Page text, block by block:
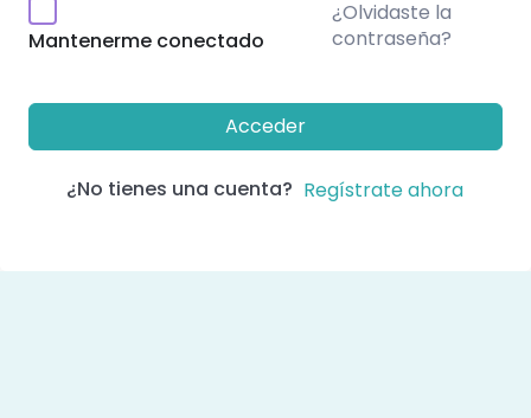
Mantenerme conectado
¿Olvidaste la
contraseña?
Acceder
¿No tienes una cuenta? Regístrate ahora